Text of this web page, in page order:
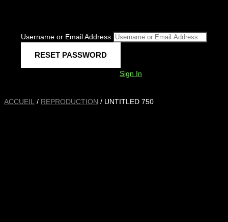
Username or Email Address
Sign In
ACCUEIL / REPRODUCTION / UNTITLED 750